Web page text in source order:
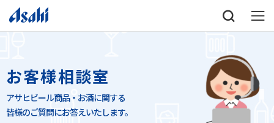
お客様相談室
アサヒビール商品・お酒に関する
皆様のご質問にお答えいたします。